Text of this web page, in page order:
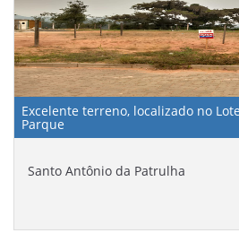
Excelente terreno, localizado no
Parque
Santo Antônio da Patrulha